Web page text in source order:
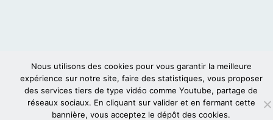
Nous utilisons des cookies pour vous garantir la meilleure
expérience sur notre site, faire des statistiques, vous proposer
des services tiers de type vidéo comme Youtube, partage de
réseaux sociaux. En cliquant sur valider et en fermant cette
bannière, vous acceptez le dépôt des cookies.